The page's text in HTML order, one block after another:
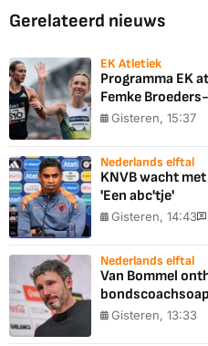
Gerelateerd nieuws
EK Atletiek
Programma EK
Femke
Gisteren, 15:37
Nederlands elftal
KNVB wacht
'Een abc'tje'
Gisteren, 14:43
Nederlands elftal
Van Bommel
Gisteren, 13:33